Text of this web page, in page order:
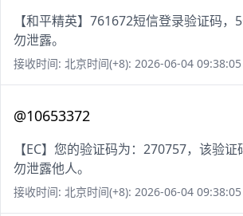
【和平精英】761672短信登录验证码，
勿泄露。
接收时间: 北京时间(+8): 2026-06-04 09:38:05
@10653372
【EC】您的验证码为：270757，该验
勿泄露他人。
接收时间: 北京时间(+8): 2026-06-04 09:38:05